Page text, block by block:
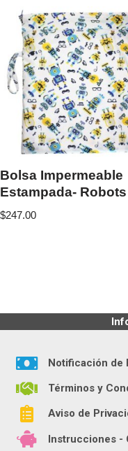
Bolsa Impermeable
Estampada- Robots
$247.00
Notificación de
Términos y
Aviso de
Instrucciones -